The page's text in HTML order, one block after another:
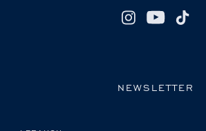
NEWSLETTER